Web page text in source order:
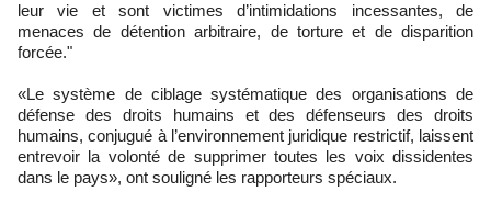
leur vie et sont victimes d’intimidations incessantes, de
menaces de détention arbitraire, de torture et de disparition
forcée."
«Le système de ciblage systématique des organisations de
défense des droits humains et des défenseurs des droits
humains, conjugué à l’environnement juridique restrictif, laissent
entrevoir la volonté de supprimer toutes les voix dissidentes
dans le pays», ont souligné les rapporteurs spéciaux.